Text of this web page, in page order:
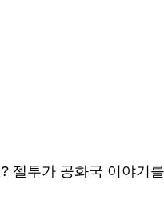
젤투가 공화국 이야기